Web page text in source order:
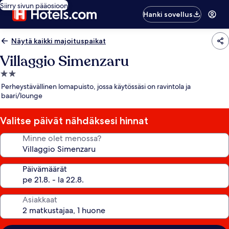
Siirry sivun pääosioon
Hanki sovellus
Näytä kaikki majoituspaikat
Villaggio Simenzaru
2.0
tähden
majoituspaikka
Perheystävällinen lomapuisto, jossa käytössäsi on ravintola ja
baari/lounge
Valitse päivät nähdäksesi hinnat
Minne olet menossa?
Päivämäärät
Asiakkaat